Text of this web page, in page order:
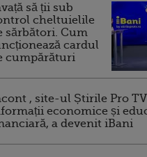
să ții sub
cheltuielile
sărbători. Cum
cardul
cumpărături
, site-ul Știrile Pro
economice și
a devenit iBani